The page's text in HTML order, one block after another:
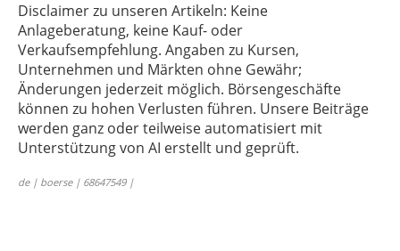
Disclaimer zu unseren Artikeln: Keine
Anlageberatung, keine Kauf- oder
Verkaufsempfehlung. Angaben zu Kursen,
Unternehmen und Märkten ohne Gewähr;
Änderungen jederzeit möglich. Börsengeschäfte
können zu hohen Verlusten führen. Unsere Beiträge
werden ganz oder teilweise automatisiert mit
Unterstützung von AI erstellt und geprüft.
de | boerse | 68647549 |